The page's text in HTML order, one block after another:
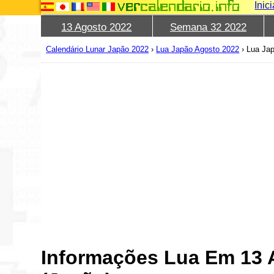
13 Agosto 2022 Semana 32 2022
Calendário Lunar Japão 2022 › Lua Japão Agosto 2022 › Lua
Informações Lua Em 13